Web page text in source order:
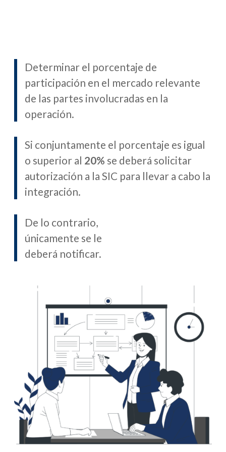
Determinar el porcentaje de
participación en el mercado relevante
de las partes involucradas en la
operación.
Si conjuntamente el porcentaje es igual
o superior al 20% se deberá solicitar
autorización a la SIC para llevar a cabo la
integración.
De lo contrario,
únicamente se le
deberá notificar.